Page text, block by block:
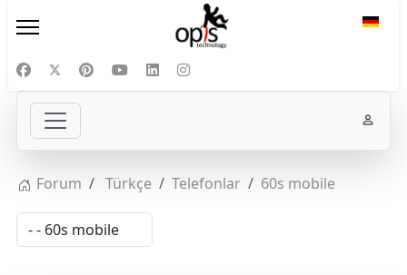
Forum Türkçe Telefonlar 60s mobile